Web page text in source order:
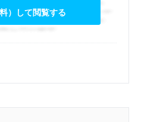
）して閲覧する